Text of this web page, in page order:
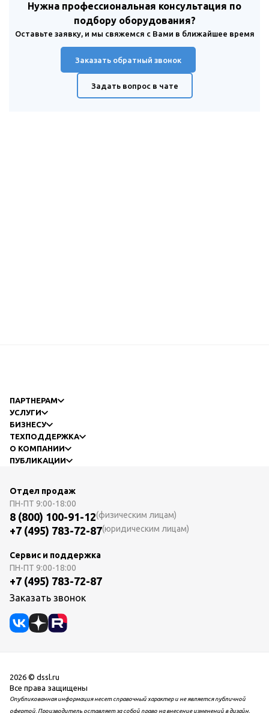
Нужна профессиональная консультация по
подбору оборудования?
Оставьте заявку, и мы свяжемся с Вами в ближайшее время
Заказать обратный звонок
Задать вопрос в чате
ПАРТНЕРАМ
УСЛУГИ
БИЗНЕСУ
ТЕХПОДДЕРЖКА
О КОМПАНИИ
ПУБЛИКАЦИИ
Отдел продаж
ПН-ПТ 9:00-18:00
8 (800) 100-91-12(физическим лицам)
+7 (495) 783-72-87(юридическим лицам)
Сервис и поддержка
ПН-ПТ 9:00-18:00
+7 (495) 783-72-87
Заказать звонок
2026 © dssl.ru
Все права защищены
Опубликованная информация несет справочный характер и не является публичной
офертой. Производитель оставляет за собой право на внесение изменений в дизайн,